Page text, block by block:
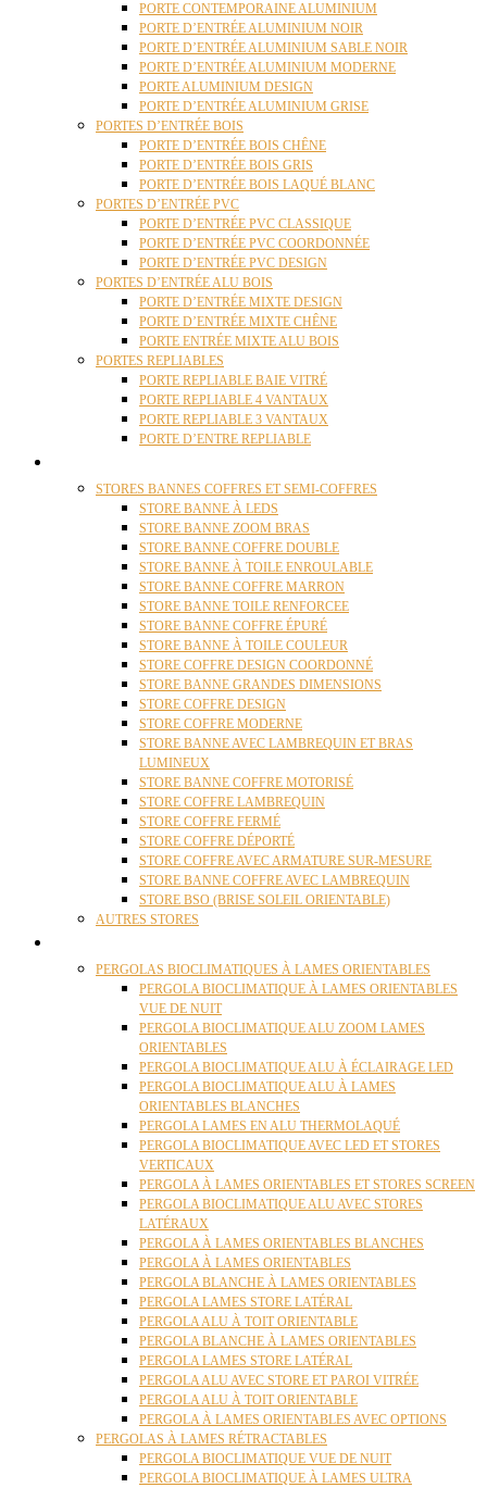
PORTE CONTEMPORAINE ALUMINIUM
PORTE D’ENTRÉE ALUMINIUM NOIR
PORTE D’ENTRÉE ALUMINIUM SABLE NOIR
PORTE D’ENTRÉE ALUMINIUM MODERNE
PORTE ALUMINIUM DESIGN
PORTE D’ENTRÉE ALUMINIUM GRISE
PORTES D’ENTRÉE BOIS
PORTE D’ENTRÉE BOIS CHÊNE
PORTE D’ENTRÉE BOIS GRIS
PORTE D’ENTRÉE BOIS LAQUÉ BLANC
PORTES D’ENTRÉE PVC
PORTE D’ENTRÉE PVC CLASSIQUE
PORTE D’ENTRÉE PVC COORDONNÉE
PORTE D’ENTRÉE PVC DESIGN
PORTES D’ENTRÉE ALU BOIS
PORTE D’ENTRÉE MIXTE DESIGN
PORTE D’ENTRÉE MIXTE CHÊNE
PORTE ENTRÉE MIXTE ALU BOIS
PORTES REPLIABLES
PORTE REPLIABLE BAIE VITRÉ
PORTE REPLIABLE 4 VANTAUX
PORTE REPLIABLE 3 VANTAUX
PORTE D’ENTRE REPLIABLE
STORES BANNES COFFRES ET SEMI-COFFRES
STORE BANNE À LEDS
STORE BANNE ZOOM BRAS
STORE BANNE COFFRE DOUBLE
STORE BANNE À TOILE ENROULABLE
STORE BANNE COFFRE MARRON
STORE BANNE TOILE RENFORCEE
STORE BANNE COFFRE ÉPURÉ
STORE BANNE À TOILE COULEUR
STORE COFFRE DESIGN COORDONNÉ
STORE BANNE GRANDES DIMENSIONS
STORE COFFRE DESIGN
STORE COFFRE MODERNE
STORE BANNE AVEC LAMBREQUIN ET BRAS
LUMINEUX
STORE BANNE COFFRE MOTORISÉ
STORE COFFRE LAMBREQUIN
STORE COFFRE FERMÉ
STORE COFFRE DÉPORTÉ
STORE COFFRE AVEC ARMATURE SUR-MESURE
STORE BANNE COFFRE AVEC LAMBREQUIN
STORE BSO (BRISE SOLEIL ORIENTABLE)
AUTRES STORES
PERGOLAS BIOCLIMATIQUES À LAMES ORIENTABLES
PERGOLA BIOCLIMATIQUE À LAMES ORIENTABLES
VUE DE NUIT
PERGOLA BIOCLIMATIQUE ALU ZOOM LAMES
ORIENTABLES
PERGOLA BIOCLIMATIQUE ALU À ÉCLAIRAGE LED
PERGOLA BIOCLIMATIQUE ALU À LAMES
ORIENTABLES BLANCHES
PERGOLA LAMES EN ALU THERMOLAQUÉ
PERGOLA BIOCLIMATIQUE AVEC LED ET STORES
VERTICAUX
PERGOLA À LAMES ORIENTABLES ET STORES SCREEN
PERGOLA BIOCLIMATIQUE ALU AVEC STORES
LATÉRAUX
PERGOLA À LAMES ORIENTABLES BLANCHES
PERGOLA À LAMES ORIENTABLES
PERGOLA BLANCHE À LAMES ORIENTABLES
PERGOLA LAMES STORE LATÉRAL
PERGOLA ALU À TOIT ORIENTABLE
PERGOLA BLANCHE À LAMES ORIENTABLES
PERGOLA LAMES STORE LATÉRAL
PERGOLA ALU AVEC STORE ET PAROI VITRÉE
PERGOLA ALU À TOIT ORIENTABLE
PERGOLA À LAMES ORIENTABLES AVEC OPTIONS
PERGOLAS À LAMES RÉTRACTABLES
PERGOLA BIOCLIMATIQUE VUE DE NUIT
PERGOLA BIOCLIMATIQUE À LAMES ULTRA